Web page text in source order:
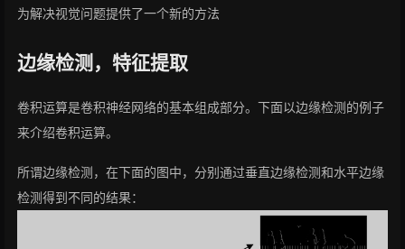
为解决视觉问题提供了一个新的方法
边缘检测，特征提取
卷积运算是卷积神经网络的基本组成部分。下面以边缘检测的例子
来介绍卷积运算。
所谓边缘检测，在下面的图中，分别通过垂直边缘检测和水平边缘
检测得到不同的结果：